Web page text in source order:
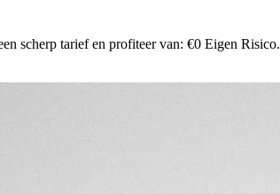
scherp tarief en profiteer van: €0 Eigen Risico.